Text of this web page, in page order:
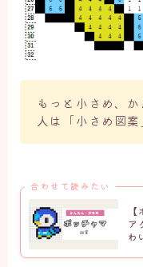
もっと小さめ、
人は「小さめ図
合わせて読みたい
ア
わ